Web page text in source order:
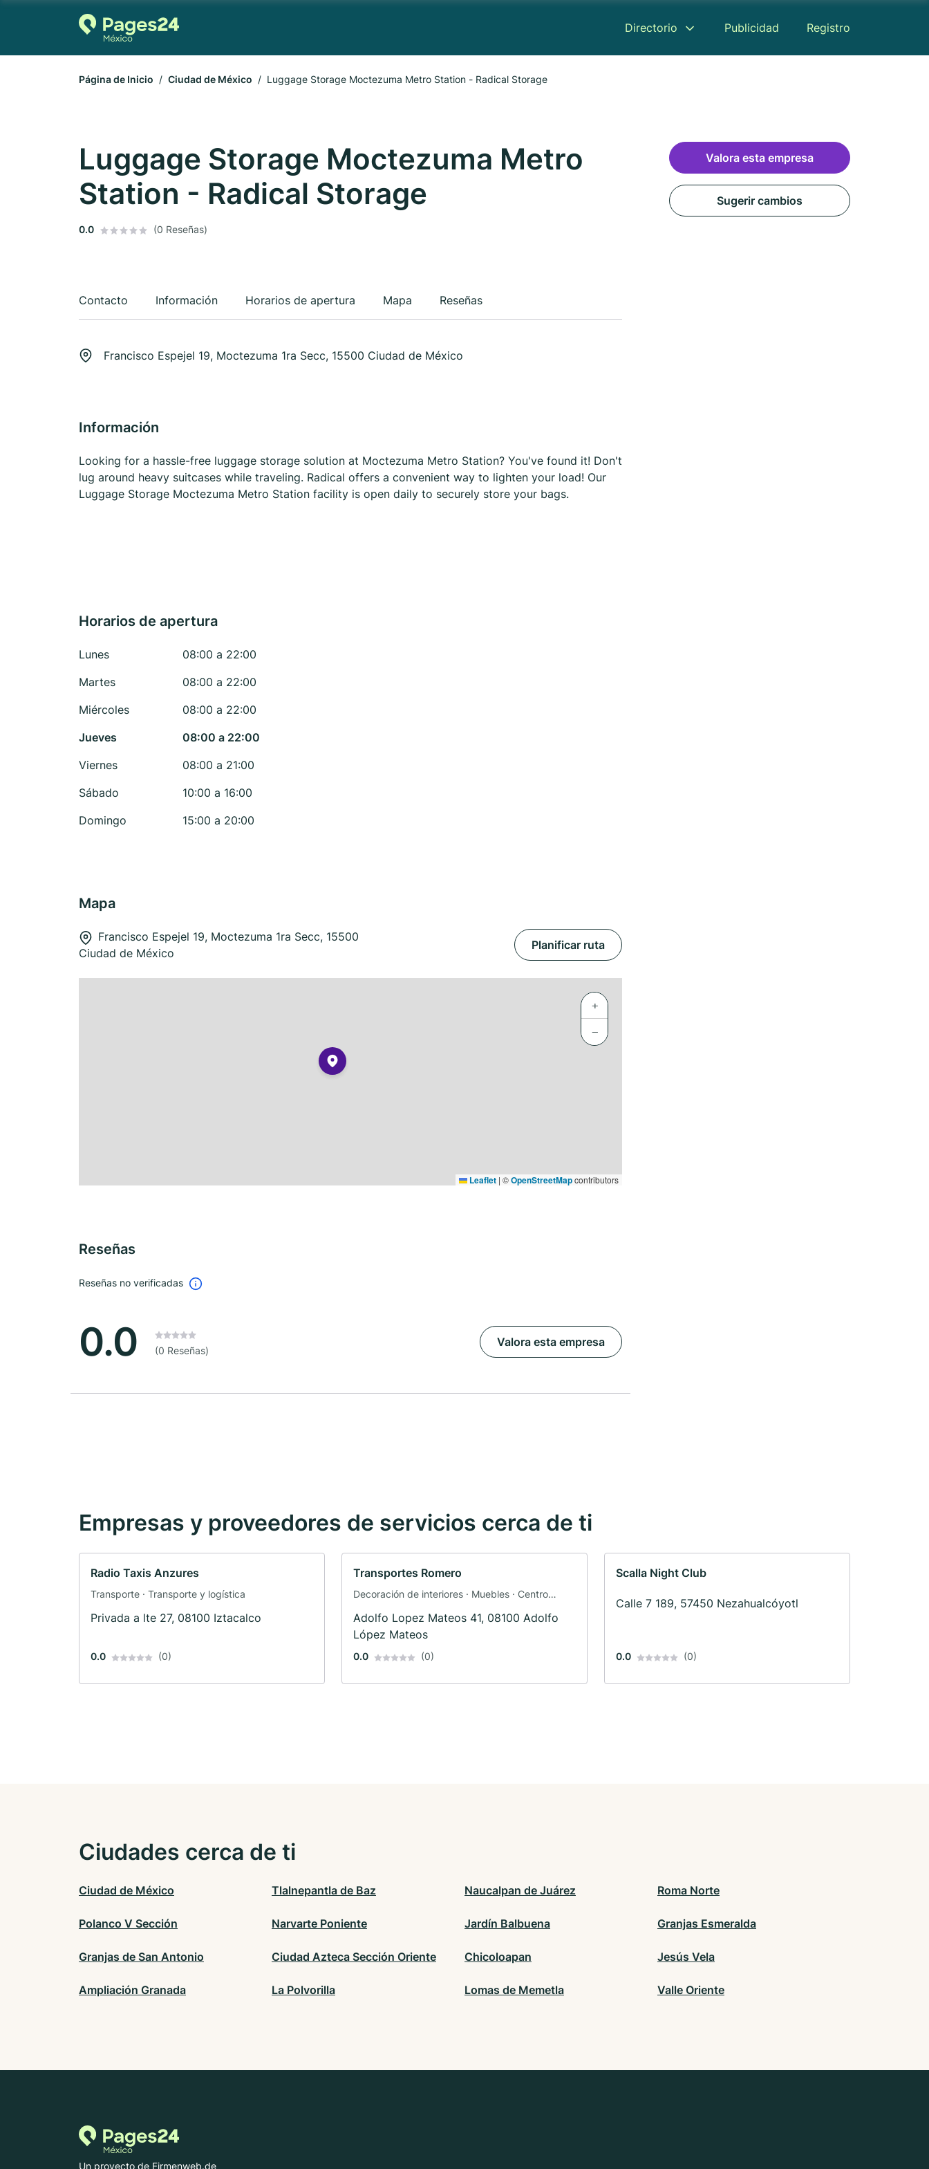
Directorio Publicidad Registro
Página de Inicio Ciudad de México Luggage Storage Moctezuma Metro Station - Radical Storage
Luggage Storage Moctezuma Metro
Station - Radical Storage
0.0 (0 Reseñas)
Contacto Información Horarios de apertura Mapa Reseñas
Francisco Espejel 19, Moctezuma 1ra Secc, 15500 Ciudad de México
Información
Looking for a hassle-free luggage storage solution at Moctezuma Metro Station? You've found it! Don't
lug around heavy suitcases while traveling. Radical offers a convenient way to lighten your load! Our
Luggage Storage Moctezuma Metro Station facility is open daily to securely store your bags.
Horarios de apertura
Lunes
08:00 a 22:00
Martes
08:00 a 22:00
Miércoles
08:00 a 22:00
Jueves
08:00 a 22:00
Viernes
08:00 a 21:00
Sábado
10:00 a 16:00
Domingo
15:00 a 20:00
Mapa
Francisco Espejel 19, Moctezuma 1ra Secc, 15500
Ciudad de México
Planificar ruta
+
−
Leaflet | ©OpenStreetMapcontributors
Reseñas
Reseñas no verificadas
0.0 (0 Reseñas)
Valora esta empresa
Valora esta empresa
Sugerir cambios
Empresas y proveedores de servicios cerca de ti
Radio Taxis Anzures
Transporte · Transporte y logística
Privada a lte 27, 08100 Iztacalco
0.0 (0)
Transportes Romero
Decoración de interiores · Muebles · Centro
Adolfo Lopez Mateos 41, 08100 Adolfo
López Mateos
0.0 (0)
Scalla Night Club
Calle 7 189, 57450 Nezahualcóyotl
0.0 (0)
Ciudades cerca de ti
Ciudad de México Tlalnepantla de Baz Naucalpan de Juárez Roma Norte
Polanco V Sección Narvarte Poniente Jardín Balbuena Granjas Esmeralda
Granjas de San Antonio Ciudad Azteca Sección Oriente Chicoloapan Jesús Vela
Ampliación Granada La Polvorilla Lomas de Memetla Valle Oriente
Un proyecto de Firmenweb.de